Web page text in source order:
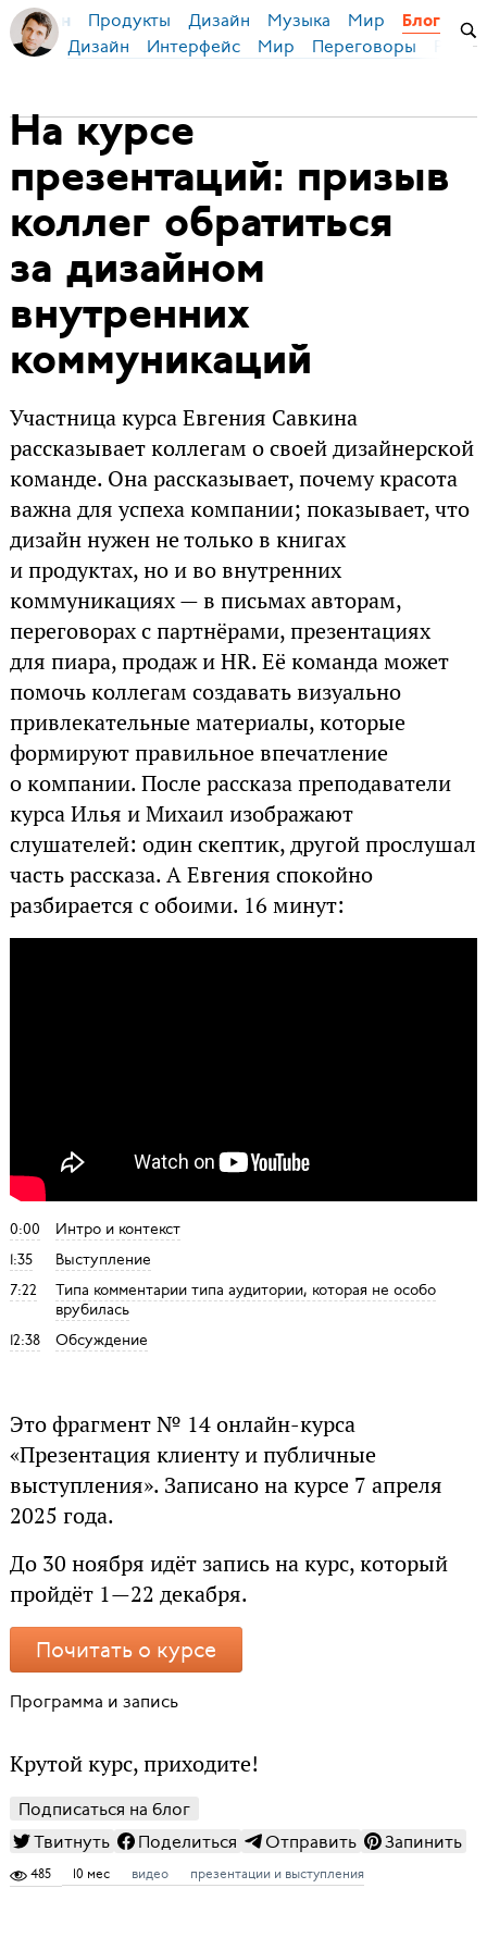
Бирман Продукты Дизайн Музыка Мир Блог
Дизайн Интерфейс Мир Переговоры
На курсе
презентаций: призыв
коллег обратиться
за дизайном
внутренних
коммуникаций
Участница курса Евгения Савкина
рассказывает коллегам о своей дизайнерской
команде. Она рассказывает, почему красота
важна для успеха компании; показывает, что
дизайн нужен не только в книгах
и продуктах, но и во внутренних
коммуникациях — в письмах авторам,
переговорах с партнёрами, презентациях
для пиара, продаж и HR. Её команда может
помочь коллегам создавать визуально
привлекательные материалы, которые
формируют правильное впечатление
о компании. После рассказа преподаватели
курса Илья и Михаил изображают
слушателей: один скептик, другой прослушал
часть рассказа. А Евгения спокойно
разбирается с обоими. 16 минут:
0:00
Интро и контекст
1:35
Выступление
7:22
Типа комментарии типа аудитории, которая не особо
врубилась
12:38
Обсуждение
Это фрагмент № 14 онлайн-курса
«Презентация клиенту и публичные
выступления». Записано на курсе 7 апреля
2025 года.
До 30 ноября идёт запись на курс, который
пройдёт 1—22 декабря.
Почитать о курсе
Программа и запись
Крутой курс, приходите!
Подписаться на блог
Твитнуть
Поделиться Отправить Запинить
485 10 мес видео презентации и выступления